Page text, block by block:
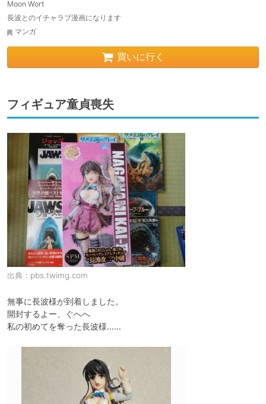
Moon Wort
長波とのイチャラブ漫画になります
マンガ
買いに行く
フィギュア童貞喪失
出典： pbs.twimg.com
無事に長波様が到着しました。
開封するよー、ぐへへ
私の初めてを奪った長波様……